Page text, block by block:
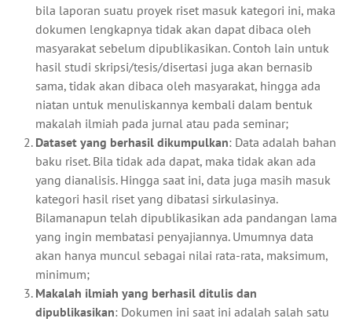
bila laporan suatu proyek riset masuk kategori ini, maka
dokumen lengkapnya tidak akan dapat dibaca oleh
masyarakat sebelum dipublikasikan. Contoh lain untuk
hasil studi skripsi/tesis/disertasi juga akan bernasib
sama, tidak akan dibaca oleh masyarakat, hingga ada
niatan untuk menuliskannya kembali dalam bentuk
makalah ilmiah pada jurnal atau pada seminar;
Dataset yang berhasil dikumpulkan: Data adalah bahan
baku riset. Bila tidak ada dapat, maka tidak akan ada
yang dianalisis. Hingga saat ini, data juga masih masuk
kategori hasil riset yang dibatasi sirkulasinya.
Bilamanapun telah dipublikasikan ada pandangan lama
yang ingin membatasi penyajiannya. Umumnya data
akan hanya muncul sebagai nilai rata-rata, maksimum,
minimum;
Makalah ilmiah yang berhasil ditulis dan
dipublikasikan: Dokumen ini saat ini adalah salah satu